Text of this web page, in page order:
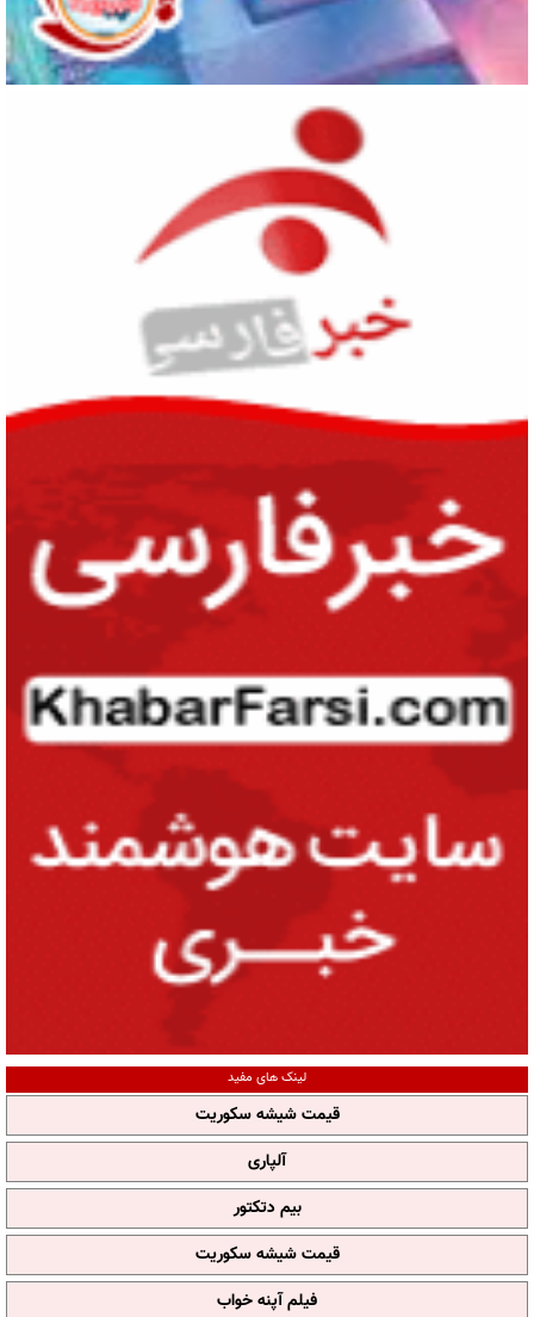
لینک های مفید
قیمت شیشه سکوریت
آلپاری
بیم دتکتور
قیمت شیشه سکوریت
فیلم آپنه خواب